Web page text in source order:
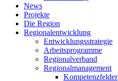
News
Projekte
Die Region
Regionalentwicklung
Entwicklungsstrategie
Arbeitsprogramme
Regionalverband
Regionalmanagement
Kompetenzfelder